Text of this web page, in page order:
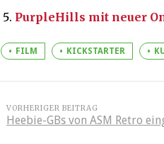
PurpleHills mit neuer
FILM KICKSTARTER
VORHERIGER BEITRAG
Heebie-GBs von ASM Retro